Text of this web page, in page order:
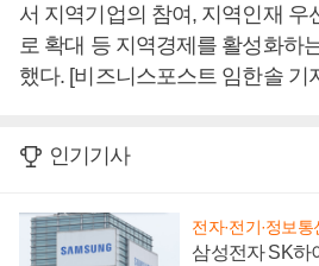
서 지역기업의 참여, 지역인재 우
로 확대 등 지역경제를 활성화하
했다. [비즈니스포스트 임한솔 기
인기기사
전자·전기·정보통
삼성전자 SK하